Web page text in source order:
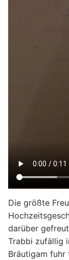
Die größte
darüber
Trabbi zufällig
Bräutigam fuhr